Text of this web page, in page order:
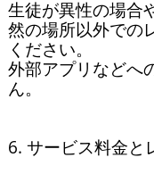
生徒が異性の場合
然の場所以外での
ください。
外部アプリなどへ
ん。
6. サービス料金と